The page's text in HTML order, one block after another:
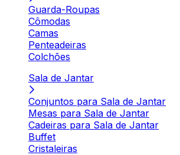
Guarda-Roupas
Cômodas
Camas
Penteadeiras
Colchões
Sala de Jantar
Conjuntos para Sala de Jantar
Mesas para Sala de Jantar
Cadeiras para Sala de Jantar
Buffet
Cristaleiras